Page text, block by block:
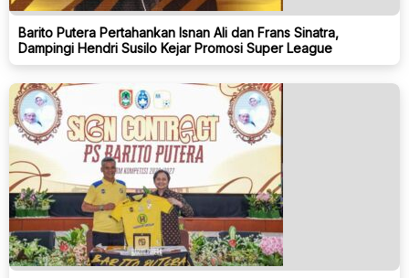
Barito Putera Pertahankan Isnan Ali dan Frans Sinatra,
Dampingi Hendri Susilo Kejar Promosi Super League